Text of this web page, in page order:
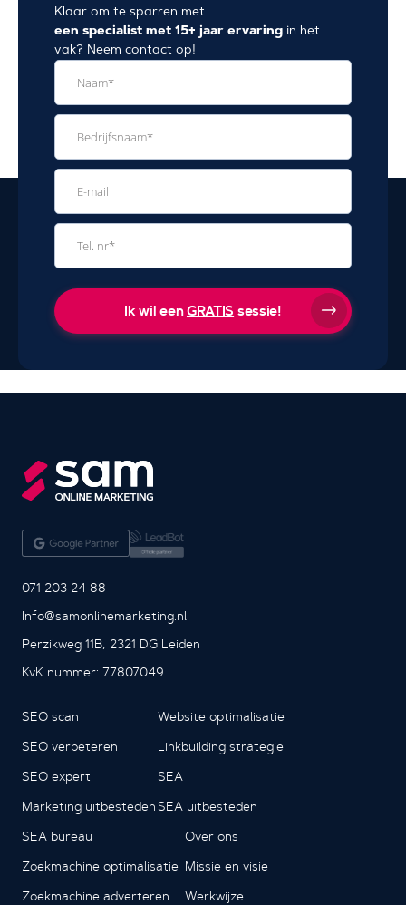
Klaar om te sparren met
een specialist met 15+ jaar ervaring in het
vak? Neem contact op!
Ik wil eenGRATIS sessie!
071 203 24 88
Info@samonlinemarketing.nl
Perzikweg 11B, 2321 DG Leiden
KvK nummer: 77807049
SEO scan
SEO verbeteren
SEO expert
Marketing uitbesteden
Website optimalisatie
Linkbuilding strategie
SEA
SEA uitbesteden
SEA bureau
Zoekmachine optimalisatie
Zoekmachine adverteren
Over ons
Missie en visie
Werkwijze